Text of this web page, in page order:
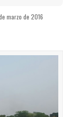
marzo de 2016